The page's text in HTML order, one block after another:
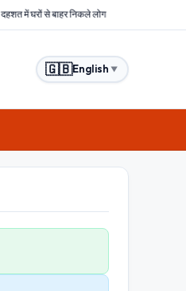
बिहार : समस्तीपुर में हिंसक भीड़ ने चोरों को
🇬🇧English ▼